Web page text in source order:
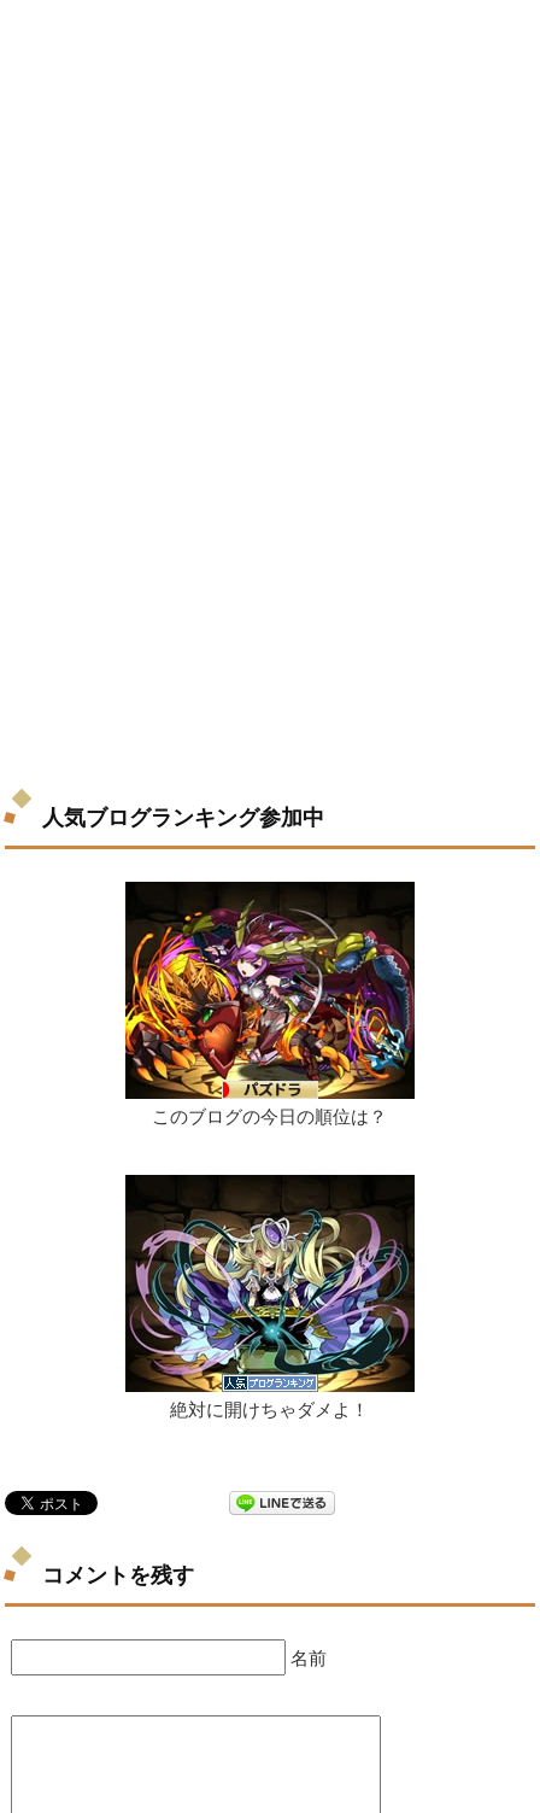
人気ブログランキング参加中
このブログの今日の順位は？
絶対に開けちゃダメよ！
コメントを残す
名前